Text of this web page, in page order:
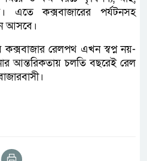
এতে কক্সবাজারের পর্যটনসহ
আসবে।
কক্সবাজার রেলপথ এখন স্বপ্ন নয়-
আন্তরিকতায় চলতি বছরেই রেল